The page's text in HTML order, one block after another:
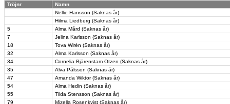
Tröjnr
Namn
Nellie Hansson (Saknas år)
Hilma Liedberg (Saknas år)
5
Alma Mård (Saknas år)
7
Jelina Karlsson (Saknas år)
18
Tova Wirén (Saknas år)
32
Alma Karlsson (Saknas år)
34
Cornelia Bjärenstam Otzen (Saknas år)
35
Alva Pålsson (Saknas år)
47
Amanda Wiktor (Saknas år)
54
Alma Hedin (Saknas år)
55
Tilda Stensson (Saknas år)
79
Mizella Rosenkvist (Saknas år)